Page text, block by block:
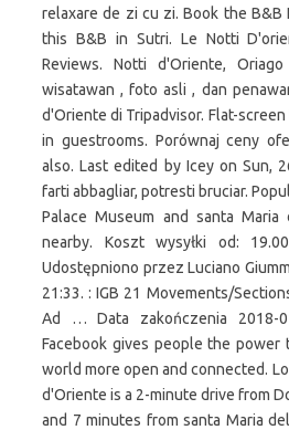
relaxare de zi cu zi. Book the
this B&B in Sutri. Le Notti
Reviews. Notti d'Oriente,
wisatawan , foto asli , dan
d'Oriente di Tripadvisor. Flat-
in guestrooms. Porównaj ceny
also. Last edited by Icey on Sun,
farti abbagliar, potresti bruciar.
Palace Museum and santa
nearby. Koszt wysyłki od:
Udostępniono przez Luciano
21:33. : IGB 21 Movements/
Ad … Data zakończenia 2018-
Facebook gives people the power
world more open and connected.
d'Oriente is a 2-minute drive from
and 7 minutes from santa Maria